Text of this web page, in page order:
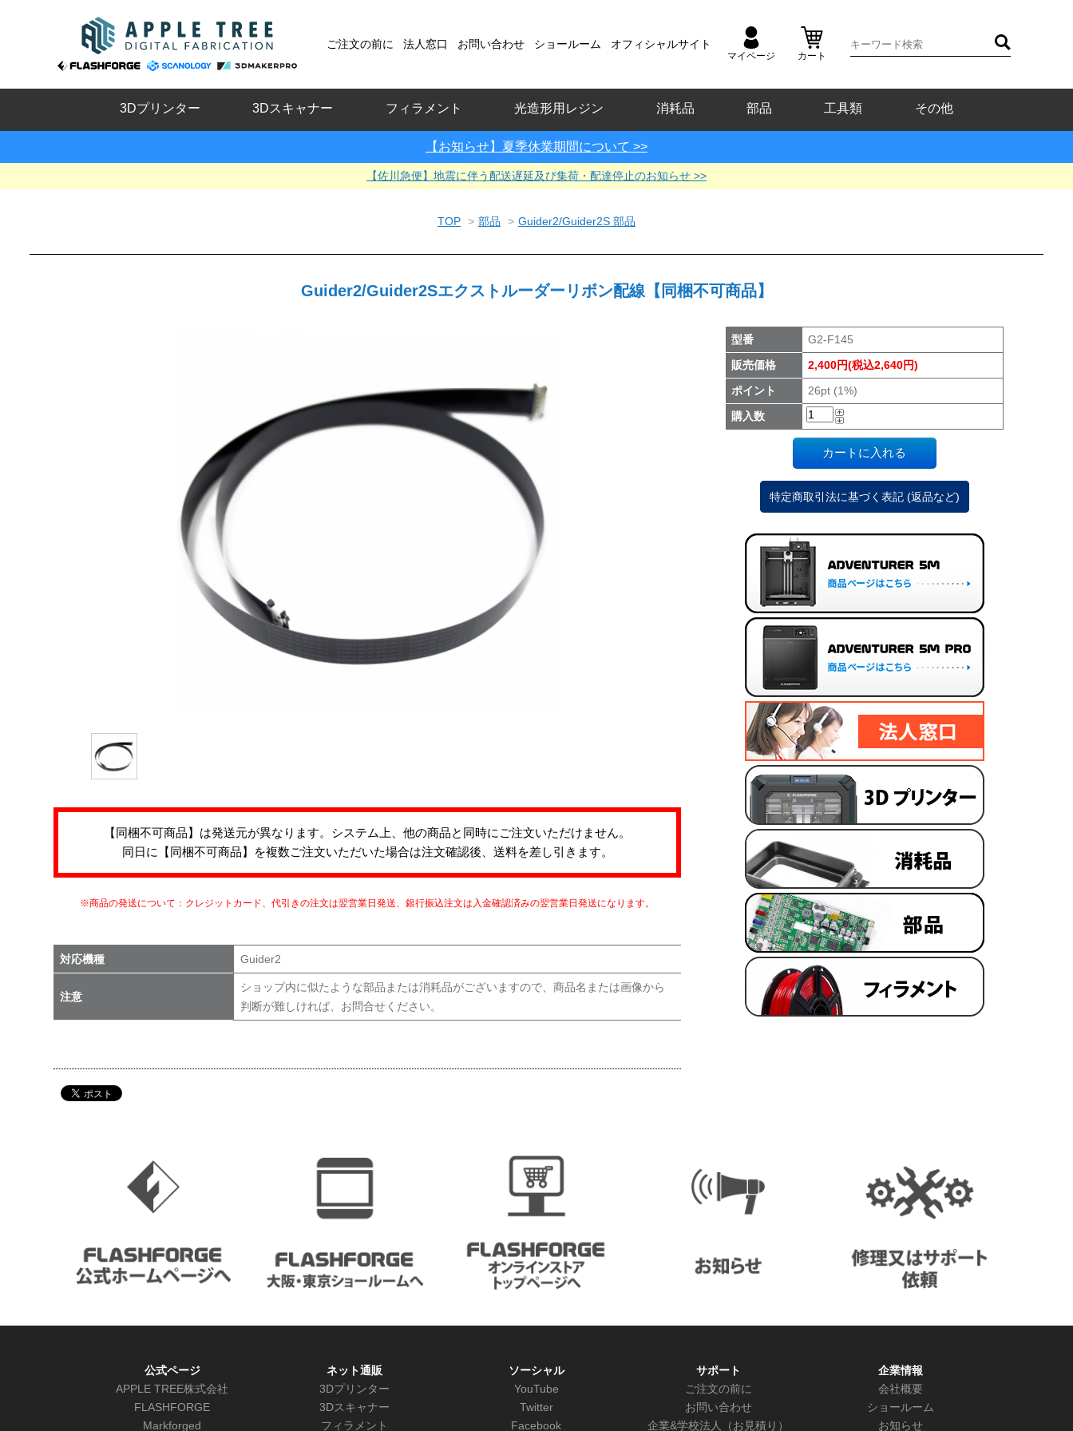
ご注文の前に 法人窓口 お問い合わせ ショールーム オフィシャルサイト
マイページ カート
3Dプリンター 3Dスキャナー フィラメント 光造形用レジン 消耗品 部品 工具類 その他
【お知らせ】夏季休業期間について >>
【佐川急便】地震に伴う配送遅延及び集荷・配達停止のお知らせ >>
TOP > 部品 > Guider2/Guider2S 部品
Guider2/Guider2Sエクストルーダーリボン配線【同梱不可商品】
型番
G2-F145
販売価格
2,400円(税込2,640円)
ポイント
26pt (1%)
購入数
特定商取引法に基づく表記 (返品など)
【同梱不可商品】は発送元が異なります。システム上、他の商品と同時にご注文いただけません。
同日に【同梱不可商品】を複数ご注文いただいた場合は注文確認後、送料を差し引きます。
※商品の発送について：クレジットカード、代引きの注文は翌営業日発送、銀行振込注文は入金確認済みの翌営業日発送になります。
対応機種 Guider2
注意
ショップ内に似たような部品または消耗品がございますので、商品名または画像から
判断が難しければ、お問合せください。
公式ページ
APPLE TREE株式会社
FLASHFORGE
Markforged
ネット通販
3Dプリンター
3Dスキャナー
フィラメント
ソーシャル
YouTube
Twitter
Facebook
サポート
ご注文の前に
お問い合わせ
企業&学校法人（お見積り）
企業情報
会社概要
ショールーム
お知らせ